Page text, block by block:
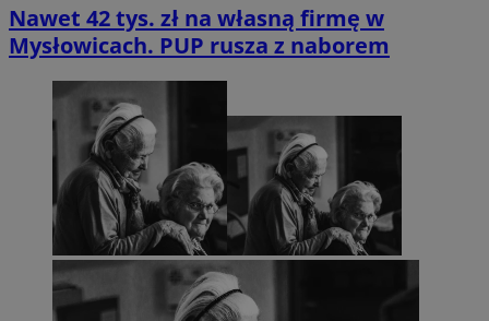
Nawet 42 tys. zł na własną firmę w
Mysłowicach. PUP rusza z naborem